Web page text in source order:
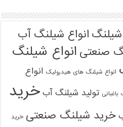
شیلنگ انواع شیلنگ آب
صنعتی انواع شیلنگ
انواع شیلنگ های هیدرولیک انواع
تولید شیلنگ آب خرید
خرید شیلنگ صنعتی خرید